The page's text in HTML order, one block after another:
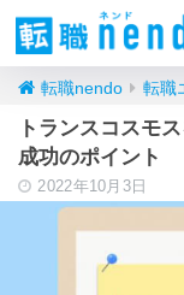
転職nendo 転職
トランスコスモ
成功のポイント
2022年10月3日